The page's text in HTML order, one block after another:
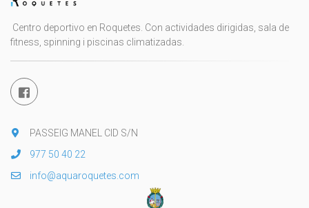
Centro deportivo en Roquetes. Con actividades dirigidas, sala de
fitness, spinning i piscinas climatizadas.
PASSEIG MANEL CID S/N
977 50 40 22
info@aquaroquetes.com